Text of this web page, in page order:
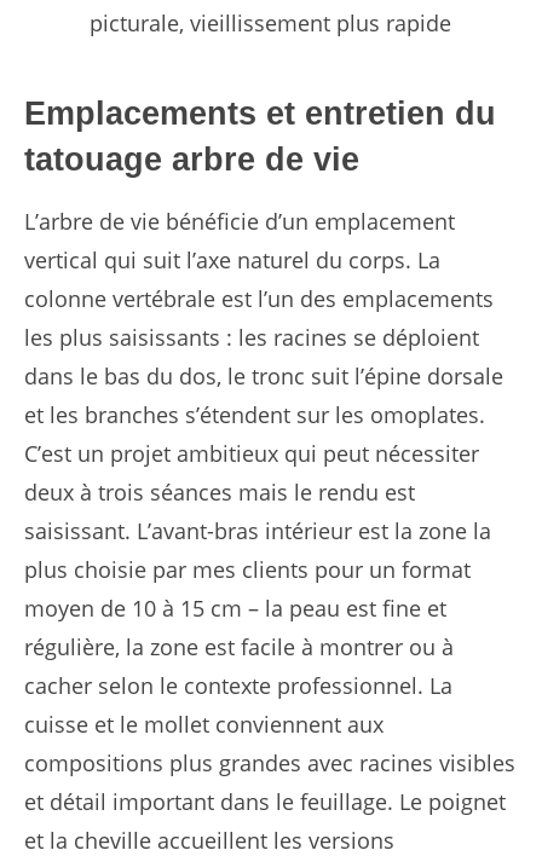
picturale, vieillissement plus rapide
Emplacements et entretien du
tatouage arbre de vie
L’arbre de vie bénéficie d’un emplacement
vertical qui suit l’axe naturel du corps. La
colonne vertébrale est l’un des emplacements
les plus saisissants : les racines se déploient
dans le bas du dos, le tronc suit l’épine dorsale
et les branches s’étendent sur les omoplates.
C’est un projet ambitieux qui peut nécessiter
deux à trois séances mais le rendu est
saisissant. L’avant-bras intérieur est la zone la
plus choisie par mes clients pour un format
moyen de 10 à 15 cm – la peau est fine et
régulière, la zone est facile à montrer ou à
cacher selon le contexte professionnel. La
cuisse et le mollet conviennent aux
compositions plus grandes avec racines visibles
et détail important dans le feuillage. Le poignet
et la cheville accueillent les versions